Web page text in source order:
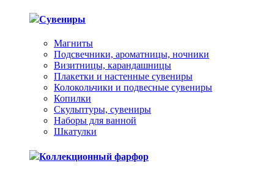
Сувениры
Магниты
Подсвечники, ароматницы, ночники
Визитницы, карандашницы
Плакетки и настенные сувениры
Колокольчики и подвесные сувениры
Копилки
Скульптуры, сувениры
Наборы для ванной
Шкатулки
Коллекционный фарфор